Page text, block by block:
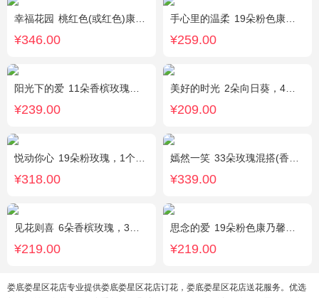
幸福花园 桃红色(或红色)康乃馨18枝，桃红色(或红色)玫瑰18枝，粉色康乃馨12枝，粉色多头小康乃馨9枝，点缀适量绿叶、叶上黄金等。
¥346.00
手心里的温柔 19朵粉色康乃馨，5朵粉玫瑰，绿叶搭配
¥259.00
阳光下的爱 11朵香槟玫瑰，3朵向日葵，1个蓝色绣球，配花、绿叶搭配
¥239.00
美好的时光 2朵向日葵，4朵香槟玫瑰，2朵碎冰蓝玫瑰，桔梗、配花、配草搭配
¥209.00
悦动你心 19朵粉玫瑰，1个粉色绣球，2个白色乒乓菊，粉色桔梗、尤加利间插丰满
¥318.00
嫣然一笑 33朵玫瑰混搭(香槟玫瑰+红玫瑰)，桔梗、配花、绿叶
¥339.00
见花则喜 6朵香槟玫瑰，3朵向日葵，桔梗、绿叶搭配
¥219.00
思念的爱 19朵粉色康乃馨，尤加利搭配
¥219.00
娄底娄星区花店专业提供娄底娄星区花店订花，娄底娄星区花店送花服务。优选